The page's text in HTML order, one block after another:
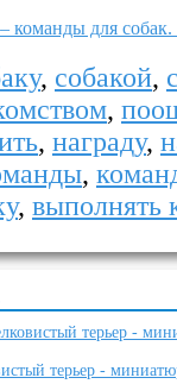
команды для собак.
, собакой,
,
, награду,
,
, выполнять
терьер -
терьер -